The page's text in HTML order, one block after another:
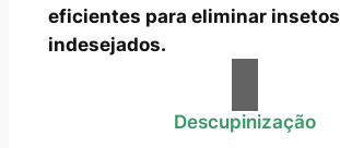
eficientes para eliminar insetos
indesejados.
Descupinização